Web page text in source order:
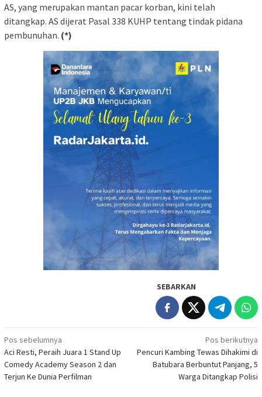
AS, yang merupakan mantan pacar korban, kini telah
ditangkap. AS dijerat Pasal 338 KUHP tentang tindak pidana
pembunuhan. (*)
SEBARKAN
Navigasi
pos
Pos sebelumnya
Aci Resti, Peraih Juara 1 Stand Up
Comedy Academy Season 2 dan
Terjun Ke Dunia Perfilman
Pos berikutnya
Pencuri Kambing Tewas Dihakimi di
Batubara Berbuntut Panjang, 5
Warga Ditangkap Polisi